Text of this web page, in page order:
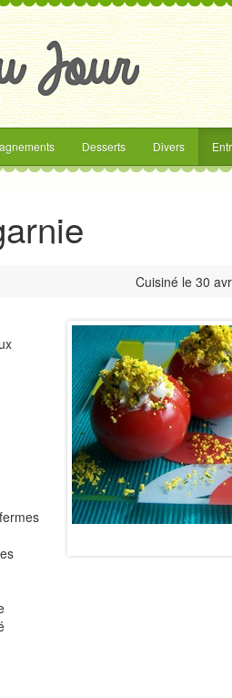
Desserts Divers
Cuisiné le 30